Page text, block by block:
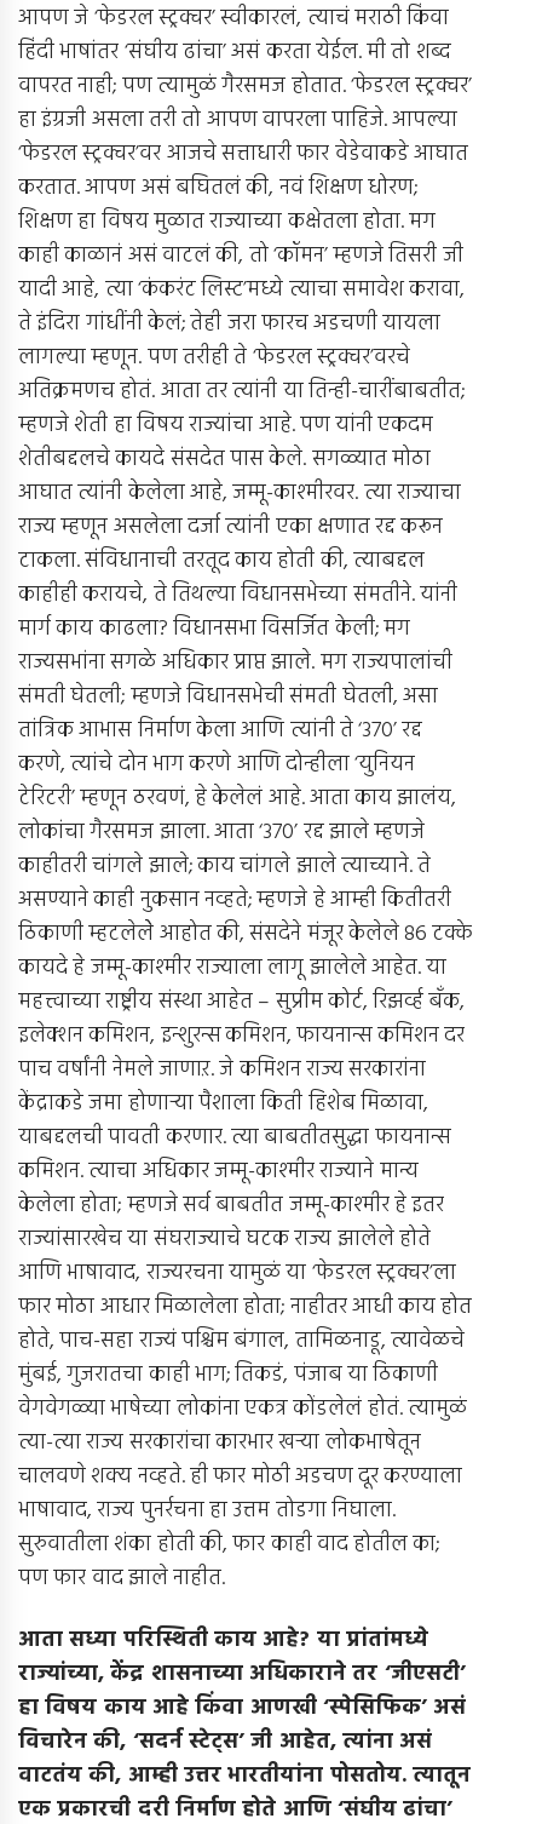
आपण जे ‘फेडरल स्ट्रक्चर’ स्वीकारलं, त्याचं मराठी किंवा
हिंदी भाषांतर ‘संघीय ढांचा’ असं करता येईल. मी तो शब्द
वापरत नाही; पण त्यामुळं गैरसमज होतात. ‘फेडरल स्ट्रक्चर’
हा इंग्रजी असला तरी तो आपण वापरला पाहिजे. आपल्या
‘फेडरल स्ट्रक्चर’वर आजचे सत्ताधारी फार वेडेवाकडे आघात
करतात. आपण असं बघितलं की, नवं शिक्षण धोरण;
शिक्षण हा विषय मुळात राज्याच्या कक्षेतला होता. मग
काही काळानं असं वाटलं की, तो ‘कॉमन’ म्हणजे तिसरी जी
यादी आहे, त्या ‘कंकरंट लिस्ट’मध्ये त्याचा समावेश करावा,
ते इंदिरा गांधींनी केलं; तेही जरा फारच अडचणी यायला
लागल्या म्हणून. पण तरीही ते ‘फेडरल स्ट्रक्चर’वरचे
अतिक्रमणच होतं. आता तर त्यांनी या तिन्ही-चारींबाबतीत;
म्हणजे शेती हा विषय राज्यांचा आहे. पण यांनी एकदम
शेतीबद्दलचे कायदे संसदेत पास केले. सगळ्यात मोठा
आघात त्यांनी केलेला आहे, जम्मू-काश्मीरवर. त्या राज्याचा
राज्य म्हणून असलेला दर्जा त्यांनी एका क्षणात रद्द करून
टाकला. संविधानाची तरतूद काय होती की, त्याबद्दल
काहीही करायचे, ते तिथल्या विधानसभेच्या संमतीने. यांनी
मार्ग काय काढला? विधानसभा विसर्जित केली; मग
राज्यसभांना सगळे अधिकार प्राप्त झाले. मग राज्यपालांची
संमती घेतली; म्हणजे विधानसभेची संमती घेतली, असा
तांत्रिक आभास निर्माण केला आणि त्यांनी ते ‘370’ रद्द
करणे, त्यांचे दोन भाग करणे आणि दोन्हीला ‘युनियन
टेरिटरी’ म्हणून ठरवणं, हे केलेलं आहे. आता काय झालंय,
लोकांचा गैरसमज झाला. आता ‘370’ रद्द झाले म्हणजे
काहीतरी चांगले झाले; काय चांगले झाले त्याच्याने. ते
असण्याने काही नुकसान नव्हते; म्हणजे हे आम्ही कितीतरी
ठिकाणी म्हटलेलेे आहोत की, संसदेने मंजूर केलेले 86 टक्के
कायदे हे जम्मू-काश्मीर राज्याला लागू झालेले आहेत. या
महत्त्वाच्या राष्ट्रीय संस्था आहेत – सुप्रीम कोर्ट, रिझर्व्ह बँक,
इलेक्शन कमिशन, इन्शुरन्स कमिशन, फायनान्स कमिशन दर
पाच वर्षांनी नेमले जाणाऱ. जे कमिशन राज्य सरकारांना
केंद्राकडे जमा होणार्‍या पैशाला किती हिशेब मिळावा,
याबद्दलची पावती करणार. त्या बाबतीतसुद्धा फायनान्स
कमिशन. त्याचा अधिकार जम्मू-काश्मीर राज्याने मान्य
केलेला होता; म्हणजे सर्व बाबतीत जम्मू-काश्मीर हे इतर
राज्यांसारखेच या संघराज्याचे घटक राज्य झालेले होते
आणि भाषावाद, राज्यरचना यामुळं या ‘फेडरल स्ट्रक्चर’ला
फार मोठा आधार मिळालेला होता; नाहीतर आधी काय होत
होते, पाच-सहा राज्यं पश्चिम बंगाल, तामिळनाडू, त्यावेळचे
मुंबई, गुजरातचा काही भाग; तिकडं, पंजाब या ठिकाणी
वेगवेगळ्या भाषेच्या लोकांना एकत्र कोंडलेलं होतं. त्यामुळं
त्या-त्या राज्य सरकारांचा कारभार खर्‍या लोकभाषेतून
चालवणे शक्य नव्हते. ही फार मोठी अडचण दूर करण्याला
भाषावाद, राज्य पुनर्रचना हा उत्तम तोडगा निघाला.
सुरुवातीला शंका होती की, फार काही वाद होतील का;
पण फार वाद झाले नाहीत.
आता सध्या परिस्थिती काय आहे? या प्रांतांमध्ये
राज्यांच्या,केंद्र शासनाच्या अधिकाराने तर ‘जीएसटी’
हा विषय काय आहे किंवा आणखी ‘स्पेसिफिक’ असं
विचारेन की, ‘सदर्न स्टेट्स’ जी आहेत,त्यांना असं
वाटतंय की, आम्ही उत्तर भारतीयांना पोसतोय.त्यातून
एक प्रकारची दरी निर्माण होते आणि ‘संघीय ढांचा’